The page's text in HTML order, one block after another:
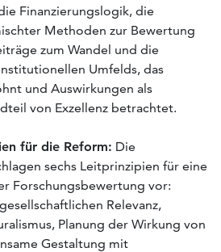
Finanzierungslogik, die
Methoden zur Bewertung
zum Wandel und die
Umfelds, das
und Auswirkungen als
von Exzellenz betrachtet.
für die Reform: Die
sechs Leitprinzipien für eine
Forschungsbewertung vor:
Relevanz,
Planung der Wirkung von
Gestaltung mit